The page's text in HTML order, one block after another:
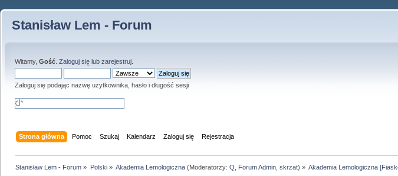
Stanisław Lem - Forum
Witamy, Gość Zaloguj się lub zarejestruj
Zaloguj się podając nazwę użytkownika, hasło i długość sesji
Strona główna Pomoc Szukaj Kalendarz Zaloguj się Rejestracja
Stanisław Lem - Forum » Polski» Akademia Lemologiczna(Moderatorzy: Q Forum Admin, skrzat) » Akademia Lemologiczna